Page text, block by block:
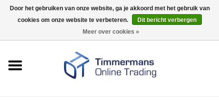
0 Artikelen - €0,00
Door het gebruiken van onze website, ga je akkoord met het gebruik van
cookies om onze website te verbeteren.
Dit bericht verbergen
Meer over cookies »